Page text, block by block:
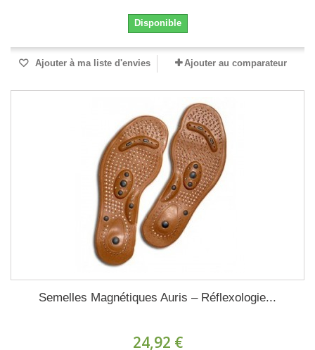
Disponible
Ajouter à ma liste d'envies Ajouter au comparateur
Semelles Magnétiques Auris – Réflexologie...
24,92 €